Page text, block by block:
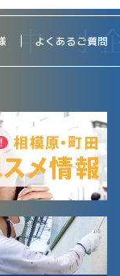
よくあるご質問